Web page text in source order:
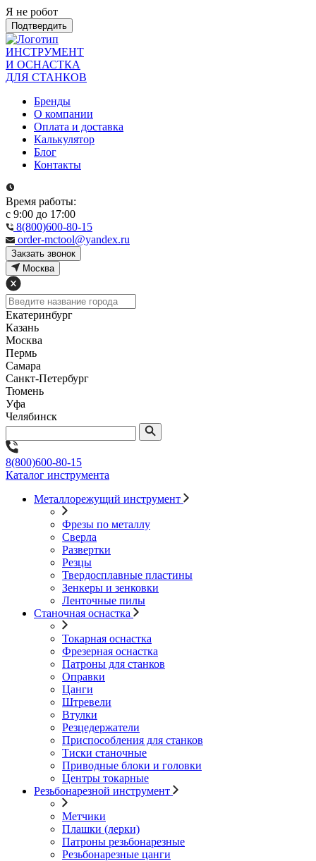
Я не робот
Подтвердить
ИНСТРУМЕНТ
И ОСНАСТКА
ДЛЯ СТАНКОВ
Бренды
О компании
Оплата и доставка
Калькулятор
Блог
Контакты
Время работы:
с 9:00 до 17:00
8(800)600-80-15
order-mctool@yandex.ru
Закзать звонок
Москва
Екатеринбург
Казань
Москва
Пермь
Самара
Санкт-Петербург
Тюмень
Уфа
Челябинск
8(800)600-80-15
Каталог инструмента
Металлорежущий инструмент
Фрезы по металлу
Сверла
Развертки
Резцы
Твердосплавные пластины
Зенкеры и зенковки
Ленточные пилы
Станочная оснастка
Токарная оснастка
Фрезерная оснастка
Патроны для станков
Оправки
Цанги
Штревели
Втулки
Резцедержатели
Приспособления для станков
Тиски станочные
Приводные блоки и головки
Центры токарные
Резьбонарезной инструмент
Метчики
Плашки (лерки)
Патроны резьбонарезные
Резьбонарезные цанги